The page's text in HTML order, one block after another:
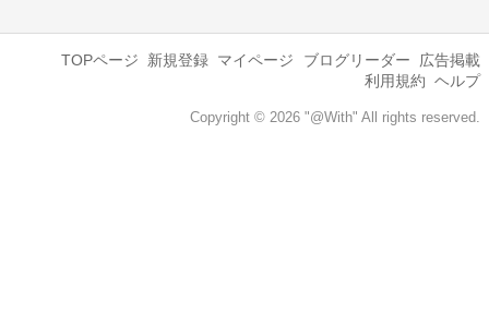
TOPページ 新規登録 マイページ ブログリーダー
広告掲載
利用規約 ヘルプ
Copyright © 2026 "@With" All rights reserved.